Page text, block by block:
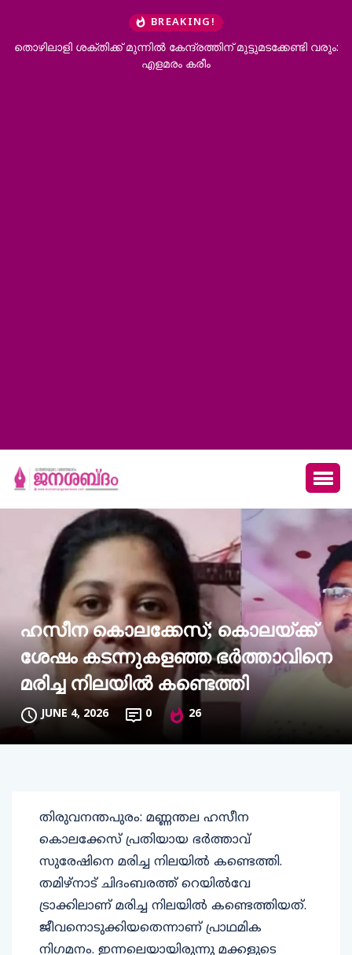
BREAKING!
തൊഴിലാളി ശക്തിക്ക് മുന്നിൽ കേന്ദ്രത്തിന് മുട്ടുമടക്കേണ്ടി വരും:
എളമരം കരീം
ഹസീന കൊലക്കേസ്; കൊലയ്ക്ക്
ശേഷം കടന്നുകളഞ്ഞ ഭര്‍ത്താവിനെ
മരിച്ച നിലയില്‍ കണ്ടെത്തി
JUNE 4, 2026 0 26
തിരുവനന്തപുരം: മണ്ണന്തല ഹസീന
കൊലക്കേസ് പ്രതിയായ ഭര്‍ത്താവ്
സുരേഷിനെ മരിച്ച നിലയില്‍ കണ്ടെത്തി.
തമിഴ്നാട് ചിദംബരത്ത് റെയില്‍വേ
ട്രാക്കിലാണ് മരിച്ച നിലയില്‍ കണ്ടെത്തിയത്.
ജീവനൊടുക്കിയതെന്നാണ് പ്രാഥമിക
നിഗമനം. ഇന്നലെയായിരുന്നു മക്കളുടെ